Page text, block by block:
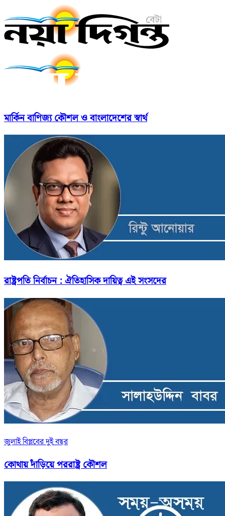
মার্কিন বাণিজ্য কৌশল ও বাংলাদেশের স্বার্থ
রাষ্ট্রপতি নির্বাচন : ঐতিহাসিক দায়িত্ব এই সংসদের
জুলাই বিপ্লবের দুই বছর
কোথায় দাঁড়িয়ে পররাষ্ট্র কৌশল